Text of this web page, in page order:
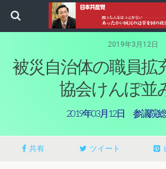
2019年3月12日
被災自治体の職員
協会けんぽ
2019年03月12日 参議院
共有 ツイート